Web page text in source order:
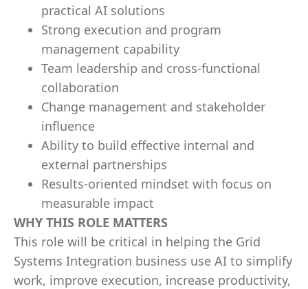
practical AI solutions
Strong execution and program
management capability
Team leadership and cross-functional
collaboration
Change management and stakeholder
influence
Ability to build effective internal and
external partnerships
Results-oriented mindset with focus on
measurable impact
WHY THIS ROLE MATTERS
This role will be critical in helping the Grid
Systems Integration business use AI to simplify
work, improve execution, increase productivity,